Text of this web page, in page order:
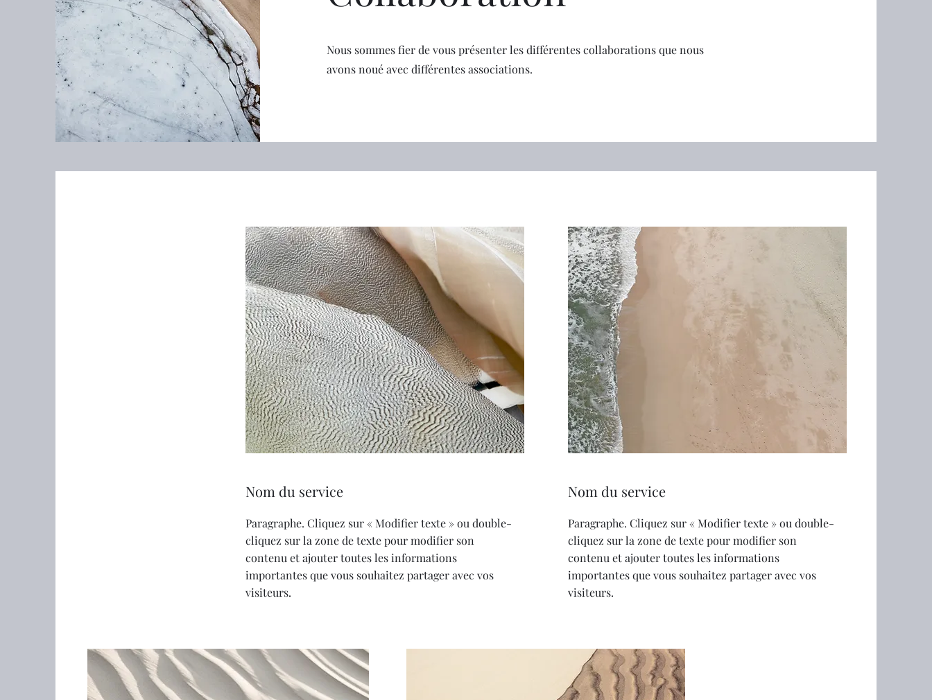
Nous sommes fier de vous présenter les différentes collaborations que nous
avons noué avec différentes associations.
Nom du service
Paragraphe. Cliquez sur « Modifier texte » ou double-
cliquez sur la zone de texte pour modifier son
contenu et ajouter toutes les informations
importantes que vous souhaitez partager avec vos
visiteurs.
Nom du service
Paragraphe. Cliquez sur « Modifier texte » ou double-
cliquez sur la zone de texte pour modifier son
contenu et ajouter toutes les informations
importantes que vous souhaitez partager avec vos
visiteurs.